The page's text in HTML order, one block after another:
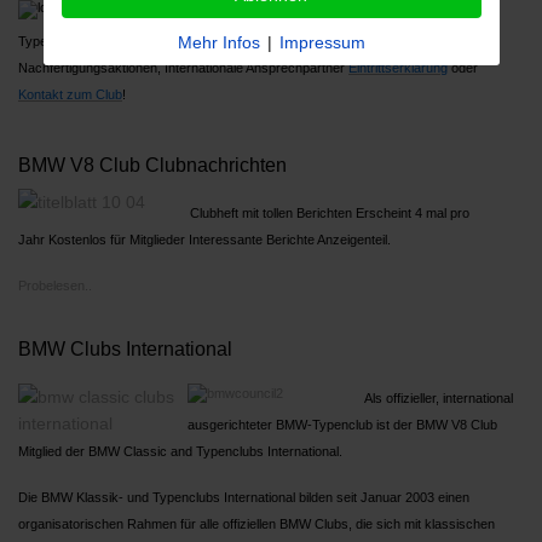
Typenreferenten
Nachfertigungsaktionen, Internationale AnsprechpartnerEintrittserklärungoder
Kontakt zum Club!
BMW V8 Club Clubnachrichten
Clubheft mit tollen Berichten Erscheint 4 mal pro
Jahr Kostenlos für Mitglieder Interessante Berichte Anzeigenteil.
BMW Clubs International
Als offizieller, international
ausgerichteter BMW-Typenclub ist der BMW V8 Club
Mitglied der BMW Classic and Typenclubs International.
Die BMW Klassik- und Typenclubs International bilden seit Januar 2003 einen
organisatorischen Rahmen für alle offiziellen BMW Clubs, die sich mit klassischen
Mehr Infos | Impressum